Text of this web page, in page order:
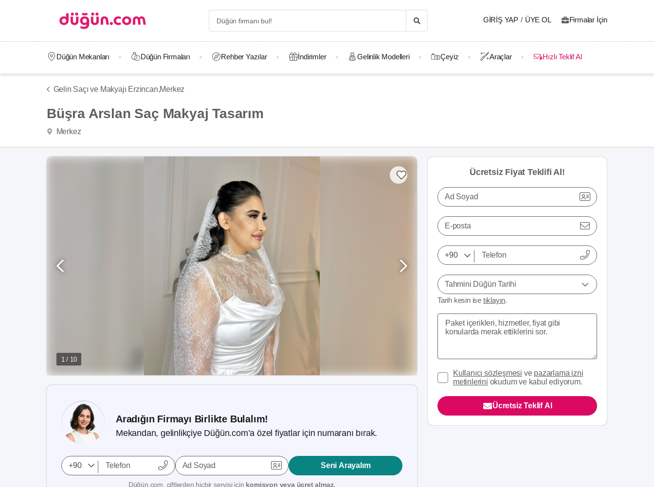
GIRIŞ YAP / ÜYE OL Firmalar İçin
Düğün Mekanları Düğün Firmaları Rehber Yazılar İndirimler Gelinlik Modelleri Çeyiz Araçlar Hızlı Teklif Al
Gelin Saçı ve Makyajı Erzincan,Merkez
Büşra Arslan Saç Makyaj Tasarım
Merkez
1 / 10
Aradığın Firmayı Birlikte Bulalım!
Mekandan, gelinlikçiye Düğün.com’a özel fiyatlar için numaranı bırak.
Ad Soyad Seni Arayalım
Düğün.com, çiftlerden hiçbir servisi için komisyon veya ücret almaz.
Ücretsiz Fiyat Teklifi Al!
Ad Soyad
E-posta
Tahmini Düğün Tarihi
Tarih kesin ise tıklayın.
Kullanıcı sözleşmesi ve pazarlama izni
metinlerini okudum ve kabul ediyorum.
Ücretsiz Teklif Al